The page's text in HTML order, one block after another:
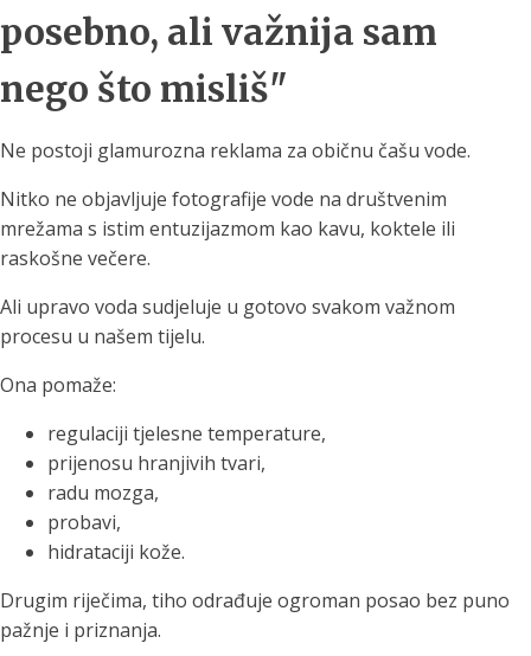
posebno, ali važnija sam
nego što misliš"
Ne postoji glamurozna reklama za običnu čašu vode.
Nitko ne objavljuje fotografije vode na društvenim
mrežama s istim entuzijazmom kao kavu, koktele ili
raskošne večere.
Ali upravo voda sudjeluje u gotovo svakom važnom
procesu u našem tijelu.
Ona pomaže:
regulaciji tjelesne temperature,
prijenosu hranjivih tvari,
radu mozga,
probavi,
hidrataciji kože.
Drugim riječima, tiho odrađuje ogroman posao bez puno
pažnje i priznanja.